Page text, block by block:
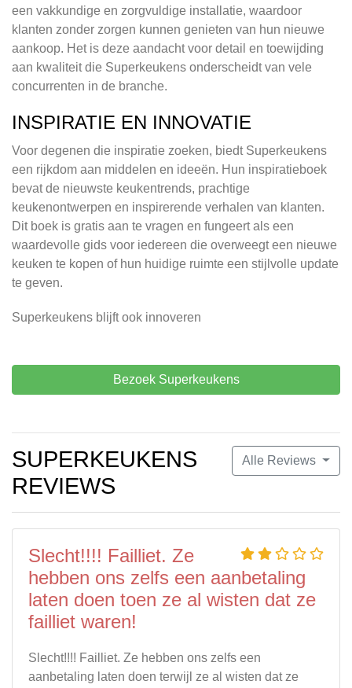
een vakkundige en zorgvuldige installatie, waardoor
klanten zonder zorgen kunnen genieten van hun nieuwe
aankoop. Het is deze aandacht voor detail en toewijding
aan kwaliteit die Superkeukens onderscheidt van vele
concurrenten in de branche.
INSPIRATIE EN INNOVATIE
Voor degenen die inspiratie zoeken, biedt Superkeukens
een rijkdom aan middelen en ideeën. Hun inspiratieboek
bevat de nieuwste keukentrends, prachtige
keukenontwerpen en inspirerende verhalen van klanten.
Dit boek is gratis aan te vragen en fungeert als een
waardevolle gids voor iedereen die overweegt een nieuwe
keuken te kopen of hun huidige ruimte een stijlvolle update
te geven.
Superkeukens blijft ook innoveren
Bezoek Superkeukens
Alle Reviews
SUPERKEUKENS
REVIEWS
Slecht!!!! Failliet. Ze
hebben ons zelfs een aanbetaling
laten doen toen ze al wisten dat ze
failliet waren!
Slecht!!!! Failliet. Ze hebben ons zelfs een
aanbetaling laten doen terwijl ze al wisten dat ze